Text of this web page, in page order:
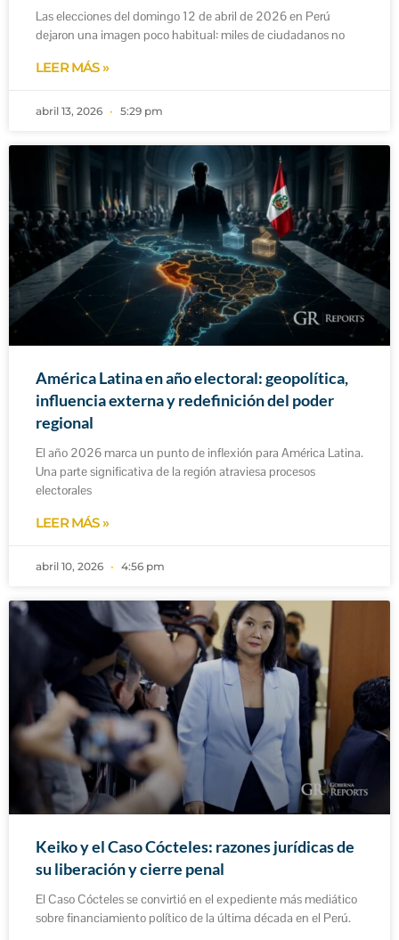
Las elecciones del domingo 12 de abril de 2026 en Perú
dejaron una imagen poco habitual: miles de ciudadanos no
LEER MÁS »
abril 13, 2026 5:29 pm
América Latina en año electoral: geopolítica,
influencia externa y redefinición del poder
regional
El año 2026 marca un punto de inflexión para América Latina.
Una parte significativa de la región atraviesa procesos
electorales
LEER MÁS »
abril 10, 2026 4:56 pm
Keiko y el Caso Cócteles: razones jurídicas de
su liberación y cierre penal
El Caso Cócteles se convirtió en el expediente más mediático
sobre financiamiento político de la última década en el Perú.